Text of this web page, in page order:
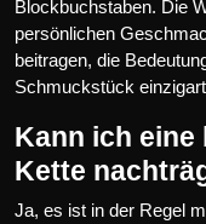
Blockbuchstaben. Die
persönlichen
beitragen, die
Schmuckstück
Kann ich eine
Kette
Ja, es ist in der Regel